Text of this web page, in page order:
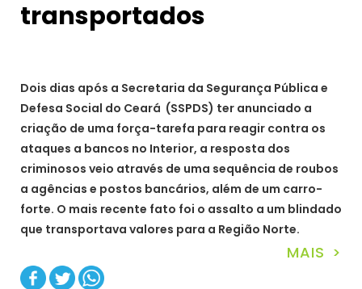
transportados
Dois dias após a Secretaria da Segurança Pública e
Defesa Social do Ceará (SSPDS) ter anunciado a
criação de uma força-tarefa para reagir contra os
ataques a bancos no Interior, a resposta dos
criminosos veio através de uma sequência de roubos
a agências e postos bancários, além de um carro-
forte. O mais recente fato foi o assalto a um blindado
que transportava valores para a Região Norte.
MAIS >